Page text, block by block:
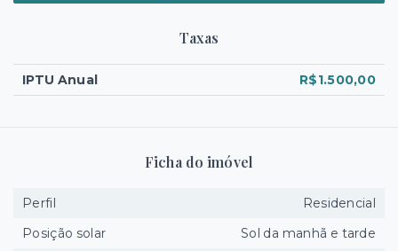
Taxas
IPTU Anual R$1.500,00
Ficha do imóvel
Perfil
Residencial
Posição solar
Sol da manhã e tarde